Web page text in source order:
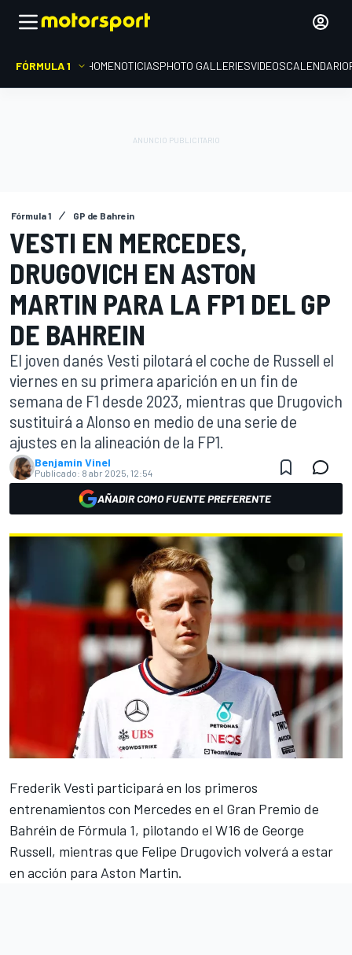
FÓRMULA 1 HOMENOTICIASPHOTO GALLERIESVIDEOSCALENDARIO
Fórmula 1 GP de Bahrein
VESTI EN MERCEDES,
DRUGOVICH EN ASTON
MARTIN PARA LA FP1 DEL GP
DE BAHREIN
El joven danés Vesti pilotará el coche de Russell el
viernes en su primera aparición en un fin de
semana de F1 desde 2023, mientras que Drugovich
sustituirá a Alonso en medio de una serie de
ajustes en la alineación de la FP1.
Benjamin Vinel
Publicado: 8 abr 2025, 12:54
AÑADIR COMO FUENTE PREFERENTE
Frederik Vesti participará en los primeros
entrenamientos con Mercedes en el Gran Premio de
Bahréin de Fórmula 1, pilotando el W16 de George
Russell, mientras que Felipe Drugovich volverá a estar
en acción para Aston Martin.